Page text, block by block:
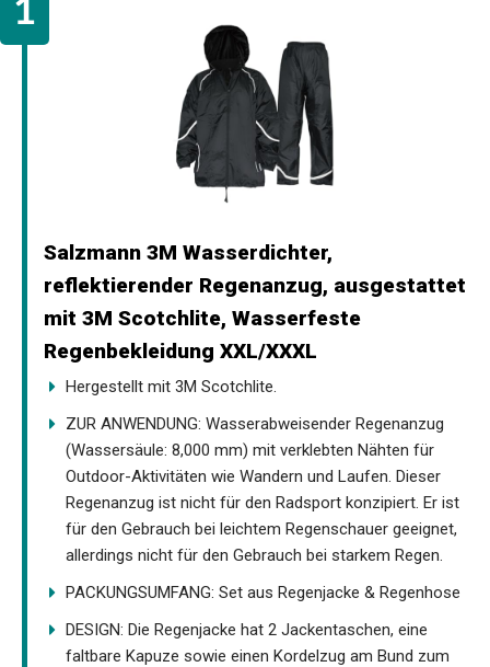
Salzmann 3M Wasserdichter,
reflektierender Regenanzug, ausgestattet
mit 3M Scotchlite, Wasserfeste
Regenbekleidung XXL/XXXL
Hergestellt mit 3M Scotchlite.
ZUR ANWENDUNG: Wasserabweisender Regenanzug
(Wassersäule: 8,000 mm) mit verklebten Nähten für
Outdoor-Aktivitäten wie Wandern und Laufen. Dieser
Regenanzug ist nicht für den Radsport konzipiert. Er ist
für den Gebrauch bei leichtem Regenschauer geeignet,
allerdings nicht für den Gebrauch bei starkem Regen.
PACKUNGSUMFANG: Set aus Regenjacke & Regenhose
DESIGN: Die Regenjacke hat 2 Jackentaschen, eine
faltbare Kapuze sowie einen Kordelzug am Bund zum